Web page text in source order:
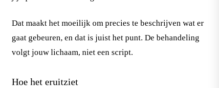
Dat maakt het moeilijk om precies te beschrijven wat er
gaat gebeuren, en dat is juist het punt. De behandeling
volgt jouw lichaam, niet een script.
Hoe het eruitziet